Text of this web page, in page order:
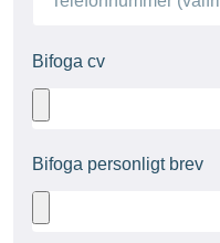
Bifoga cv
Bifoga personligt brev